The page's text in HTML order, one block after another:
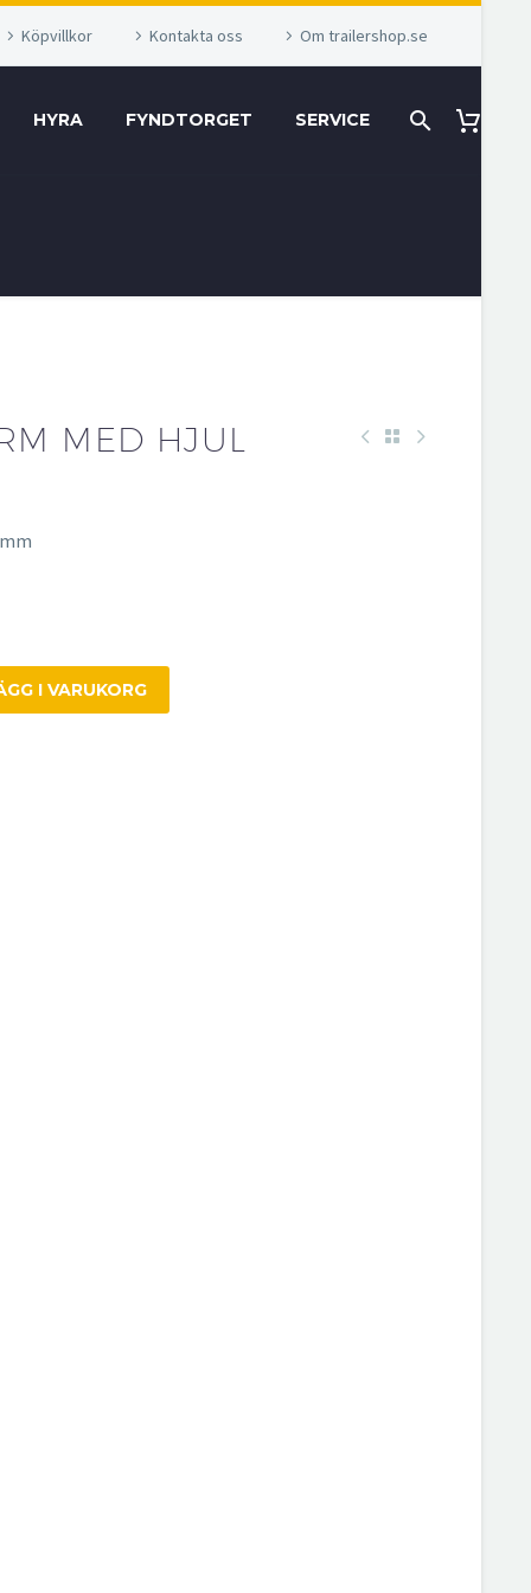
Köpvillkor Kontakta oss Om trailershop.se
HYRA FYNDTORGET SERVICE
MED HJUL
I VARUKORG